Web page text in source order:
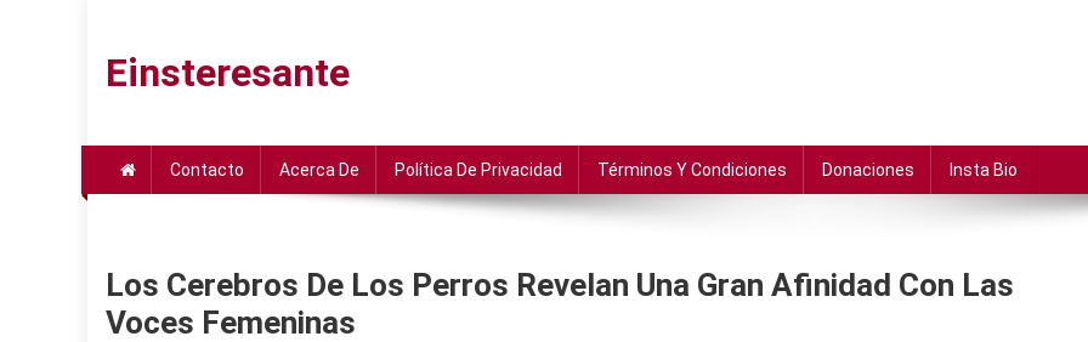
contenido
Einsteresante
Contacto Acerca De Política De Privacidad Términos Y Condiciones Donaciones Insta Bio
Los Cerebros De Los Perros Revelan Una Gran Afinidad Con Las
Voces Femeninas